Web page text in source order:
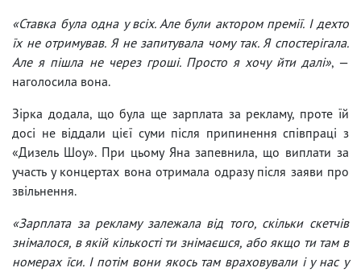
«Ставка була одна у всіх. Але були актором премії. І дехто
їх не отримував. Я не запитувала чому так. Я спостерігала.
Але я пішла не через гроші. Просто я хочу йти далі», —
наголосила вона.
Зірка додала, що була ще зарплата за рекламу, проте їй
досі не віддали цієї суми після припинення співпраці з
«Дизель Шоу». При цьому Яна запевнила, що виплати за
участь у концертах вона отримала одразу після заяви про
звільнення.
«Зарплата за рекламу залежала від того, скільки скетчів
знімалося, в якій кількості ти знімаєшся, або якщо ти там в
номерах їси. І потім вони якось там враховували і у нас у